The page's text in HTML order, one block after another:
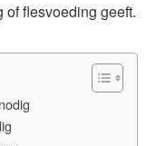
of flesvoeding geeft.